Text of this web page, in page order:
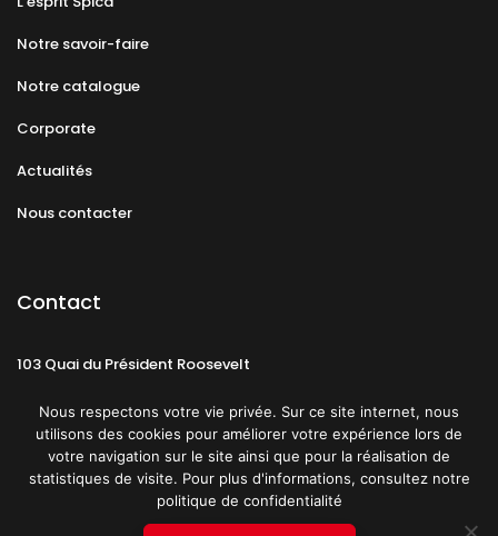
Notre savoir-faire
Notre catalogue
Corporate
Actualités
Nous contacter
Contact
103 Quai du Président Roosevelt
CGU Politique de confidentialité
Nous respectons votre vie privée. Sur ce site internet, nous
utilisons des cookies pour améliorer votre expérience lors de
votre navigation sur le site ainsi que pour la réalisation de
statistiques de visite. Pour plus d'informations, consultez notre
politique de confidentialité